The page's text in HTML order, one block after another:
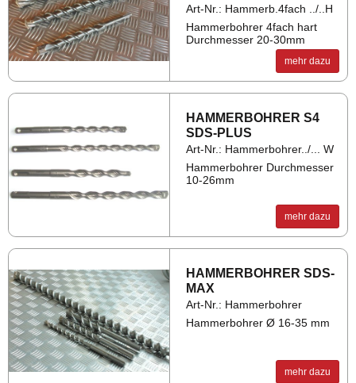
Art-Nr.: Hammerb.4fach ../..H
Hammerbohrer 4fach hart
Durchmesser 20-30mm
mehr dazu
HAM­MER­BOH­RER S4
SDS-PLUS
Art-Nr.: Hammerbohrer../... W
Hammerbohrer Durchmesser
10-26mm
mehr dazu
HAM­MER­BOH­RER SDS-
MAX
Art-Nr.: Hammerbohrer
Hammerbohrer Ø 16-35 mm
mehr dazu